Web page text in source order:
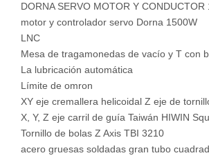
DORNA SERVO MOTOR Y
motor y controlador servo Dorna 1500W
LNC
Mesa de tragamonedas de vacío y T con
La lubricación automática
Límite de omron
XY eje cremallera helicoidal Z eje de
X, Y, Z eje carril de guía Taiwán HIWIN
Tornillo de bolas Z Axis TBI 3210
acero gruesas soldadas gran tubo